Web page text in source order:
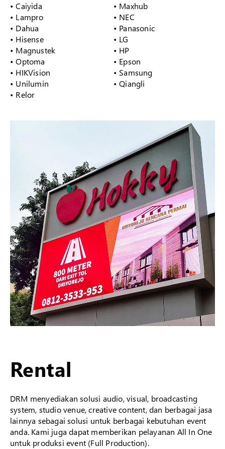
• Caiyida
• Maxhub
• Lampro
• NEC
• Dahua
• Panasonic
• Hisense
• LG
• Magnustek
• HP
• Optoma
• Epson
• HIKVision
• Samsung
• Unilumin
• Qiangli
• Relor
Rental
DRM menyediakan solusi audio, visual, broadcasting
system, studio venue, creative content, dan berbagai jasa
lainnya sebagai solusi untuk berbagai kebutuhan event
anda. Kami juga dapat memberikan pelayanan All In One
untuk produksi event (Full Production).